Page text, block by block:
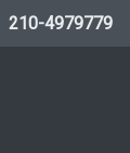
210-4979779